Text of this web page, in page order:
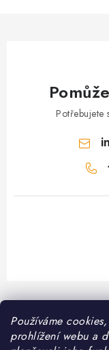
Používáme
prohlížení webu a
Potřebujete
Z
á
Informace pro vás